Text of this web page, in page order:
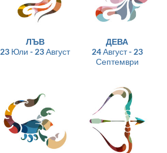
ЛЪВ
23 Юли - 23 Август
ДЕВА
24 Август - 23
Септември